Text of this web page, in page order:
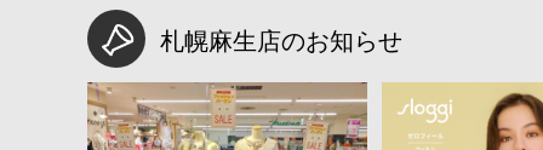
札幌麻生店のお知らせ